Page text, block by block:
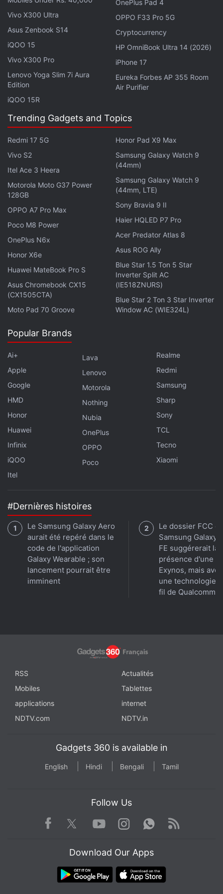
informations facilitent l' identification des
participants lors des messages . Une fois les
conversations de groupe créées.
Vivo X300 Ultra
Asus Zenbook S14
iQOO 15
Vivo X300 Pro
Lenovo Yoga Slim 7i Aura
Edition
iQOO 15R
OnePlus Pad 4
OPPO F33 Pro 5G
Cryptocurrency
HP OmniBook Ultra 14 (2026)
iPhone 17
Eureka Forbes AP 355 Room
Air Purifier
Trending Gadgets and Topics
Redmi 17 5G
Vivo S2
Itel Ace 3 Heera
Motorola Moto G37 Power
128GB
OPPO A7 Pro Max
Poco M8 Power
OnePlus N6x
Honor X6e
Huawei MateBook Pro S
Asus Chromebook CX15
(CX1505CTA)
Moto Pad 70 Groove
Honor Pad X9 Max
Samsung Galaxy Watch 9
(44mm)
Samsung Galaxy Watch 9
(44mm, LTE)
Sony Bravia 9 II
Haier HQLED P7 Pro
Acer Predator Atlas 8
Asus ROG Ally
Blue Star 1.5 Ton 5 Star
Inverter Split AC
(IE518ZNURS)
Blue Star 2 Ton 3 Star Inverter
Window AC (WIE324L)
Popular Brands
Ai+
Apple
Google
HMD
Honor
Huawei
Infinix
iQOO
Itel
Lava
Lenovo
Motorola
Nothing
Nubia
OnePlus
OPPO
Poco
Realme
Redmi
Samsung
Sharp
Sony
TCL
Tecno
Xiaomi
#Dernières histoires
Le Samsung Galaxy Aero
aurait été repéré dans le
code de l'application
Galaxy Wearable ; son
lancement pourrait être
imminent
Le dossier FCC
Samsung Galaxy
FE suggérerait la
présence d'une
Exynos, mais avec
une technologie
fil de Qualcomm
RSS
Actualités
Mobiles
Tablettes
applications
internet
NDTV.com
NDTV.in
Gadgets 360 is available in
English Hindi Bengali Tamil
Follow Us
Facebook TwitterYoutube
Instagram WhatsApp
Rss
Download Our Apps